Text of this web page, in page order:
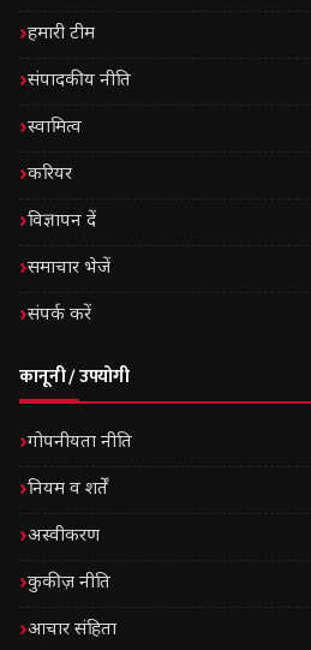
हमारी टीम
संपादकीय नीति
स्वामित्व
करियर
विज्ञापन दें
समाचार भेजें
संपर्क करें
कानूनी / उपयोगी
गोपनीयता नीति
नियम व शर्तें
अस्वीकरण
कुकीज़ नीति
आचार संहिता